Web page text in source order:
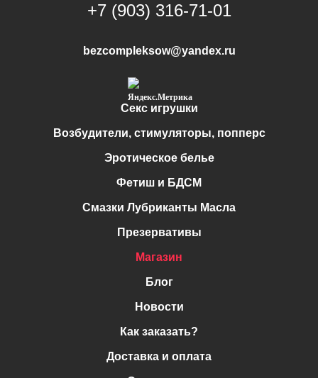
+7 (903) 316-71-01
bezcompleksow@yandex.ru
Секс игрушки
Возбудители, стимуляторы, попперс
Эротическое белье
Фетиш и БДСМ
Смазки Лубриканты Масла
Презервативы
Магазин
Блог
Новости
Как заказать?
Доставка и оплата